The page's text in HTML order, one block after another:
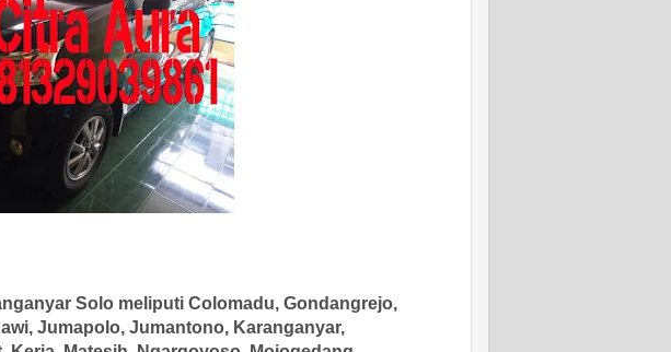
Solo meliputi Colomadu, Gondangrejo,
Jumapolo, Jumantono, Karanganyar,